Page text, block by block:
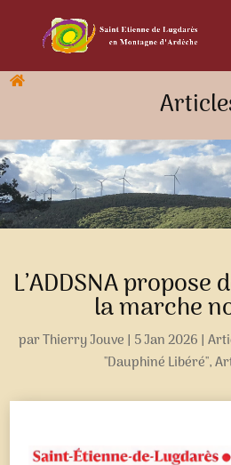
L’ADDSNA
la marche
parThierry Jouve | 5 Jan 2026 |
"Dauphiné Libéré",